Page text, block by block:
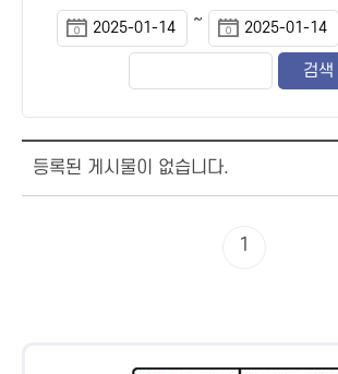
~
등록된 게시물이 없습니다.
1